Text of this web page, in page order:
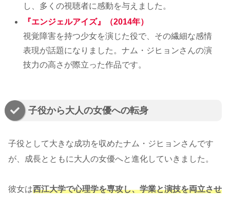
し、多くの視聴者に感動を与えました。
『エンジェルアイズ』（2014年）
視覚障害を持つ少女を演じた役で、その繊細な感情
表現が話題になりました。ナム・ジヒョンさんの演
技力の高さが際立った作品です。
子役から大人の女優への転身
子役として大きな成功を収めたナム・ジヒョンさんです
が、成長とともに大人の女優へと進化していきました。
彼女は西江大学で心理学を専攻し、学業と演技を両立させ